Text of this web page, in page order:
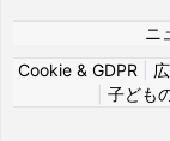
ニ
Cookie & GDPR
子ども